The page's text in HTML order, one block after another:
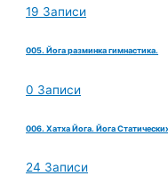
19 Записи
005. Йога разминка гимнастика.
0 Записи
006. Хатха Йога. Йога
24 Записи